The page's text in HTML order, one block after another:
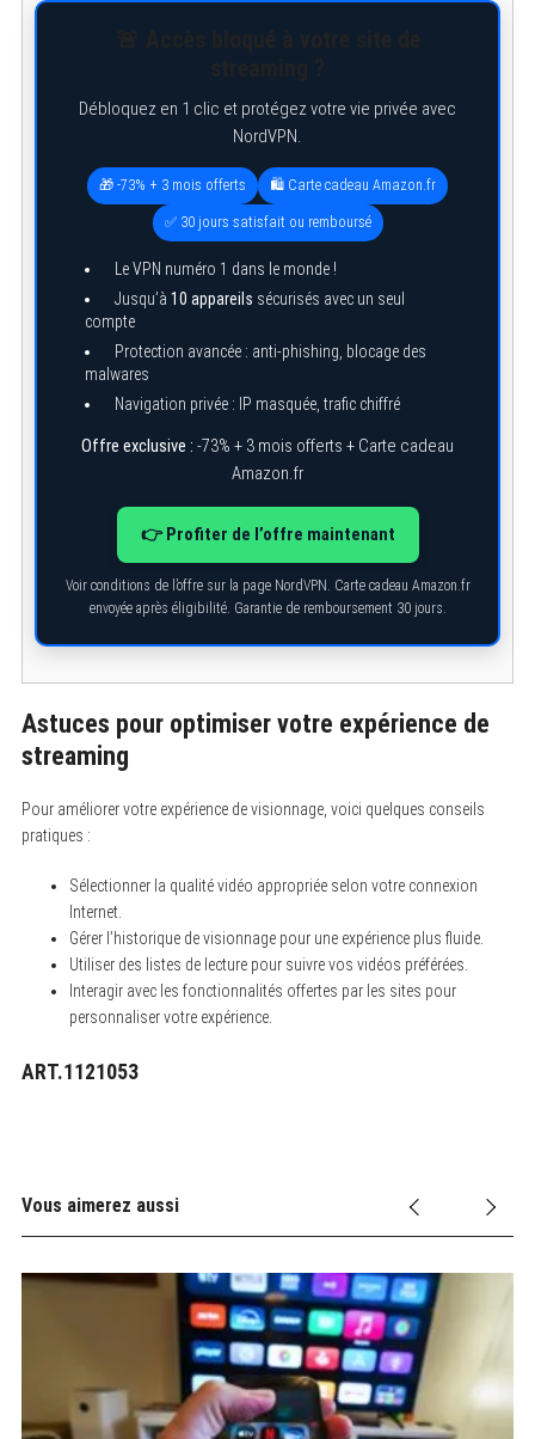
Débloquez en 1 clic et protégez votre vie privée avec
NordVPN.
🎁 -73% + 3 mois offerts 🛍️ Carte cadeau Amazon.fr
✅ 30 jours satisfait ou remboursé
Le VPN numéro 1 dans le monde !
Jusqu’à 10 appareils sécurisés avec un seul
compte
Protection avancée : anti-phishing, blocage des
malwares
Navigation privée : IP masquée, trafic chiffré
Offre exclusive : -73% + 3 mois offerts + Carte cadeau
Amazon.fr
👉 Profiter de l’offre maintenant
Voir conditions de l’offre sur la page NordVPN. Carte cadeau Amazon.fr
envoyée après éligibilité. Garantie de remboursement 30 jours.
Astuces pour optimiser votre expérience de
streaming
Pour améliorer votre expérience de visionnage, voici quelques conseils
pratiques :
Sélectionner la qualité vidéo appropriée selon votre connexion
Internet.
Gérer l’historique de visionnage pour une expérience plus fluide.
Utiliser des listes de lecture pour suivre vos vidéos préférées.
Interagir avec les fonctionnalités offertes par les sites pour
personnaliser votre expérience.
ART.1121053
Vous aimerez aussi